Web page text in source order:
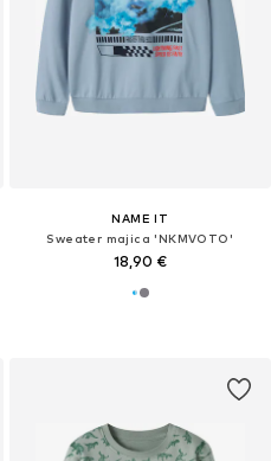
NAME IT
Sweater majica 'NKMVOTO'
18,90 €